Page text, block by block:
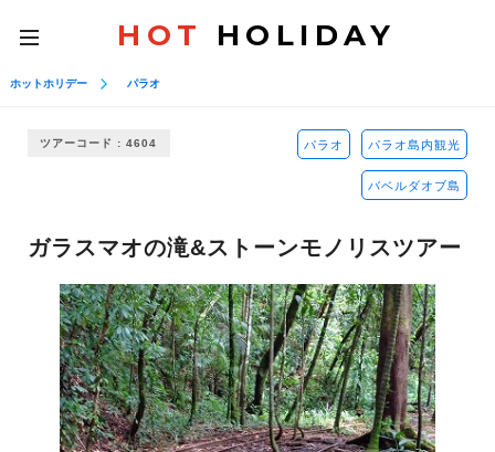
toggle
navigation
HOT HOLIDAY
ホットホリデー パラオ
ツアーコード : 4604 パラオ パラオ島内観光
バベルダオブ島
ガラスマオの滝&ストーンモノリスツアー